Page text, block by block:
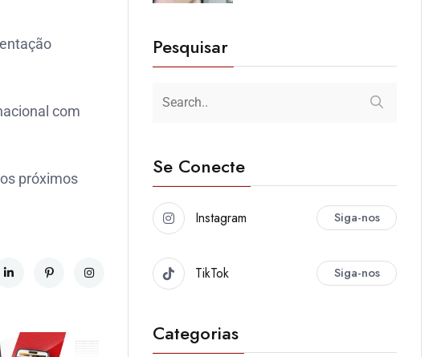
com
próximos
Pesquisar
Se Conecte
Instagram Siga-nos
TikTok Siga-nos
Categorias